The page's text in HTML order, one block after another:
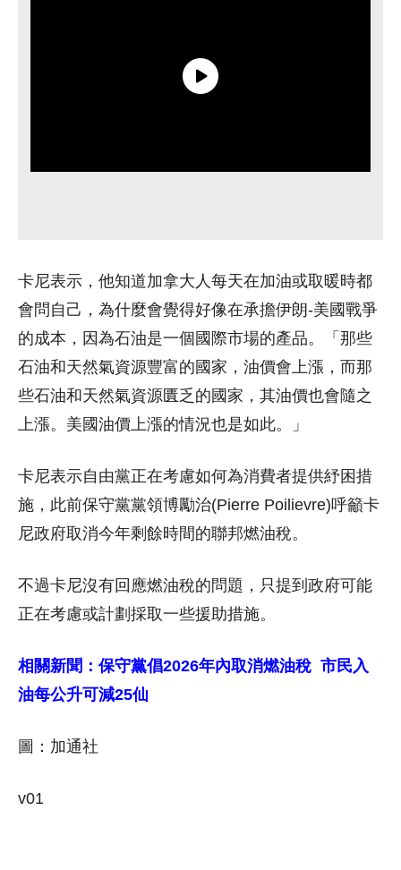
卡尼表示，他知道加拿大人每天在加油或取暖時都
會問自己，為什麼會覺得好像在承擔伊朗-美國戰爭
的成本，因為石油是一個國際市場的產品。「那些
石油和天然氣資源豐富的國家，油價會上漲，而那
些石油和天然氣資源匱乏的國家，其油價也會隨之
上漲。美國油價上漲的情況也是如此。」
卡尼表示自由黨正在考慮如何為消費者提供紓困措
施，此前保守黨黨領博勵治(Pierre Poilievre)呼籲卡
尼政府取消今年剩餘時間的聯邦燃油稅。
不過卡尼沒有回應燃油稅的問題，只提到政府可能
正在考慮或計劃採取一些援助措施。
相關新聞：保守黨倡2026年內取消燃油稅 市民入
油每公升可減25仙
圖：加通社
v01